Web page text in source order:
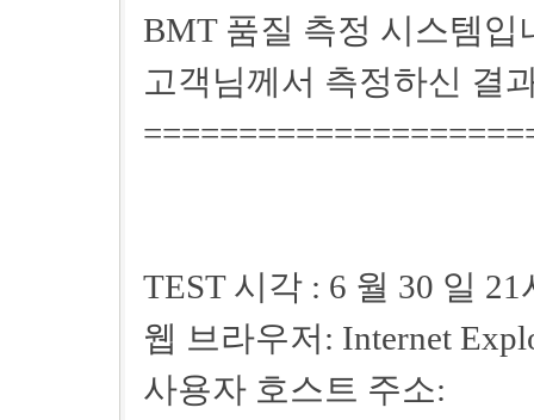
BMT 품질 측정 시스템입
고객님께서 측정하신 결
TEST 시각 : 6 월 30 일
웹 브라우저: Internet
사용자 호스트 주소: